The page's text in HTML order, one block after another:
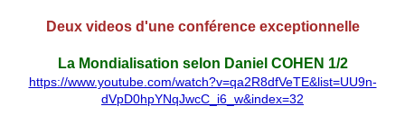
Deux videos d'une conférence exceptionnelle
La Mondialisation selon Daniel COHEN 1/2
https://www.youtube.com/watch?v=qa2R8dfVeTE&list=UU9n-
dVpD0hpYNqJwcC_i6_w&index=32